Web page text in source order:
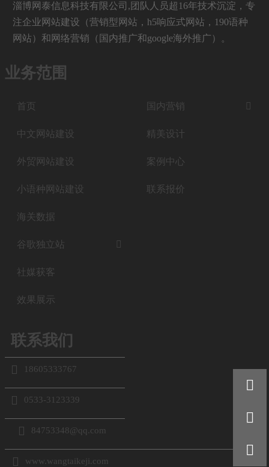
淄博网泰信息科技有限公司,团队人员超16年技术沉淀，专
注企业网站建设（营销型网站，h5响应式网站，190语种
网站）和网络营销（国内推广和google海外推广）。
业务范围
首页
中文网站建设
外贸网站建设
小语种网站建设
海关数据
谷歌独立站 
社媒获客
效果展示
国内营销 
精美设计
案例中心
联系报价
联系我们
 18605333767
 0533-3123339
 84753348@qq.com
 www.wangtaikeji.com


